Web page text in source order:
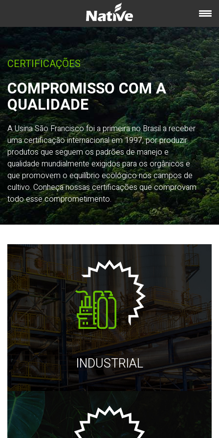
CERTIFICAÇÕES
COMPROMISSO COM A
QUALIDADE
A Usina São Francisco foi a primeira no Brasil a receber
uma certificação internacional em 1997, por produzir
produtos que seguem os padrões de manejo e
qualidade mundialmente exigidos para os orgânicos e
que promovem o equilíbrio ecológico nos campos de
cultivo. Conheça nossas certificações que comprovam
todo esse comprometimento.
INDUSTRIAL